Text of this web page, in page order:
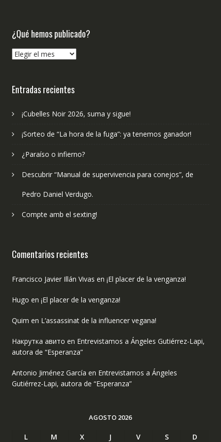
¿Qué hemos publicado?
¿Qué
Entradas recientes
¡Cubelles Noir 2026, suma y sigue!
¡Sorteo de “La hora de la fuga”: ya tenemos ganador!
¿Paraíso o infierno?
Descubrir “Manual de supervivencia para conejos”, de
Pedro Daniel Verdugo.
Compte amb el sexting!
Comentarios recientes
Francisco Javier Illán Vivas en ¡El placer de la venganza!
Hugo en ¡El placer de la venganza!
Quim en L’assassinat de la influencer vegana!
Накрутка авито en Entrevistamos a Ángeles Gutiérrez-Lapi,
autora de “Esperanza”
Antonio Jiménez García en Entrevistamos a Ángeles
Gutiérrez-Lapi, autora de “Esperanza”
AGOSTO 2026
L M X J V S D